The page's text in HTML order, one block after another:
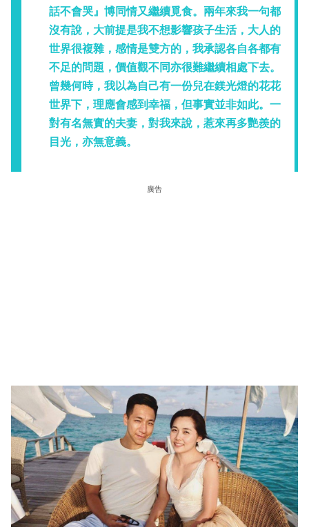
話不會哭』博同情又繼續覓食。兩年來我一句都
沒有說，大前提是我不想影響孩子生活，大人的
世界很複雜，感情是雙方的，我承認各自各都有
不足的問題，價值觀不同亦很難繼續相處下去。
曾幾何時，我以為自己有一份兒在鎂光燈的花花
世界下，理應會感到幸福，但事實並非如此。一
對有名無實的夫妻，對我來說，惹來再多艷羨的
目光，亦無意義。
廣告